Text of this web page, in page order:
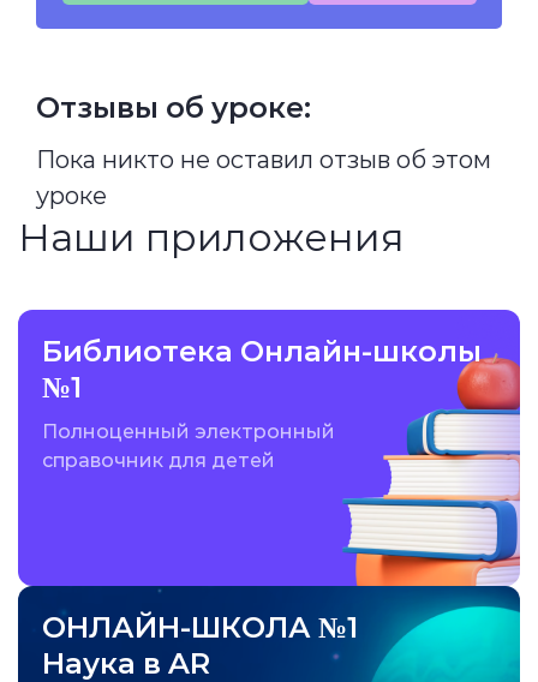
Отзывы об уроке:
Пока никто не оставил отзыв об этом
уроке
Наши приложения
Библиотека Онлайн-школы
№1
Полноценный электронный
справочник для детей
ОНЛАЙН-ШКОЛА №1
Наука в AR